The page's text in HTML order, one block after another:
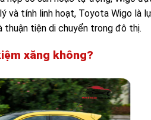
và tính linh hoạt, Toyota Wigo là
tiện di chuyển trong đô thị.
xăng không?